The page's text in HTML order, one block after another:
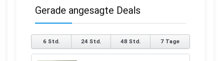
Gerade angesagte Deals
6 Std. 24 Std. 48 Std. 7 Tage